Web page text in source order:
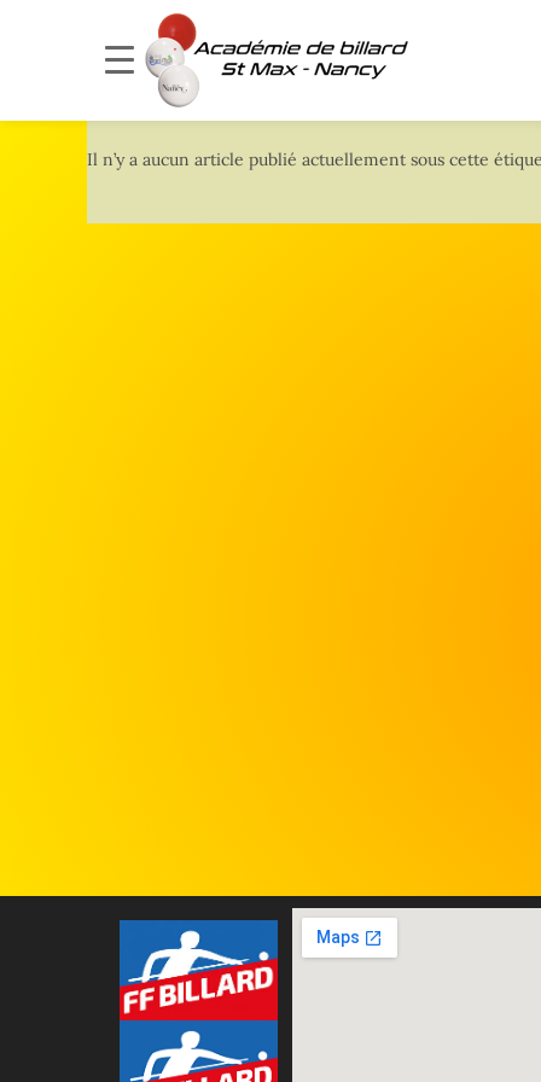
Il n’y a aucun article publié actuellement sous cette